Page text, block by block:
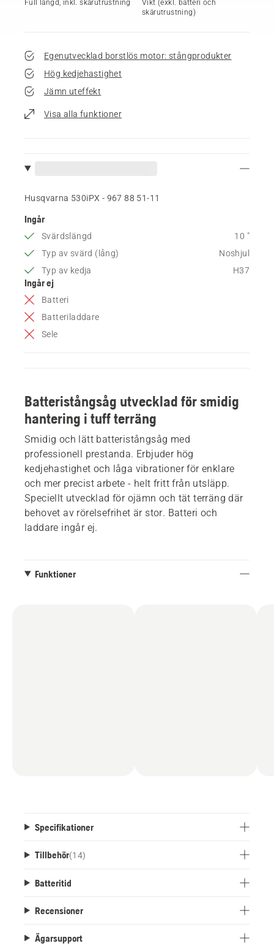
Full längd, inkl. skärutrustning
Vikt (exkl. batteri och
skärutrustning)
Egenutvecklad borstlös motor: stångprodukter
Hög kedjehastighet
Jämn uteffekt
Visa alla funktioner
Husqvarna 530iPX - 967 88 51‑11
Ingår
Svärdslängd
10 "
Typ av svärd (lång)
Noshjul
Typ av kedja
H37
Ingår ej
Batteri
Batteriladdare
Sele
Batteristångsåg utvecklad för smidig
hantering i tuff terräng
Smidig och lätt batteristångsåg med
professionell prestanda. Erbjuder hög
kedjehastighet och låga vibrationer för enklare
och mer precist arbete - helt fritt från utsläpp.
Speciellt utvecklad för ojämn och tät terräng där
behovet av rörelsefrihet är stor. Batteri och
laddare ingår ej.
Funktioner
Specifikationer
Tillbehör(14)
Batteritid
Recensioner
Ägarsupport